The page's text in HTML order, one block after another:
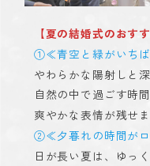
【夏の結婚式のおす
①≪青空と緑がいち
やわらかな陽射しと
自然の中で過ごす時
爽やかな表情が残せま
②≪夕暮れの時間が
日が長い夏は、ゆっ